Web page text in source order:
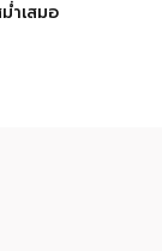
ำเสมอ